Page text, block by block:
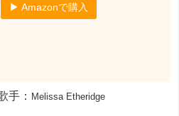
▶ Amazonで購入
手： Melissa Etheridge